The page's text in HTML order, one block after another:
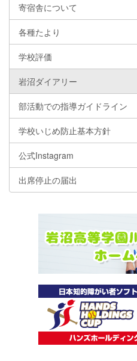
寄宿舎について
各種たより
学校評価
岩沼ダイアリー
部活動での指導ガイドライン
学校いじめ防止基本方針
公式Instagram
出席停止の届出